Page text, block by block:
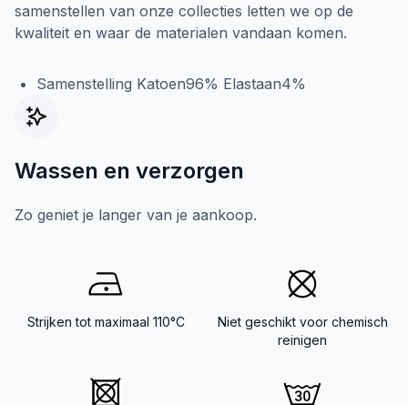
samenstellen van onze collecties letten we op de
kwaliteit en waar de materialen vandaan komen.
Samenstelling Katoen96% Elastaan4%
Wassen en verzorgen
Zo geniet je langer van je aankoop.
Strijken tot maximaal 110°C
Niet geschikt voor chemisch
reinigen